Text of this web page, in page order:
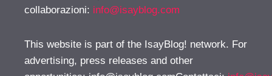
collaborazioni: info@isayblog.com
This website is part of the IsayBlog! network. For
advertising, press releases and other